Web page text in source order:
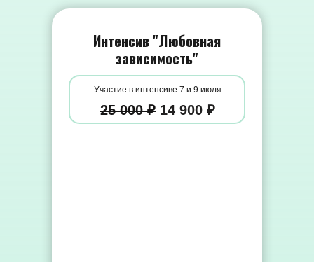
Участие в интенсиве 7 и 9 июля
Интенсив "Любовная
зависимость"
25 000 ₽ 14 900 ₽